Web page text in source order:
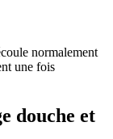
normalement
une fois
douche et